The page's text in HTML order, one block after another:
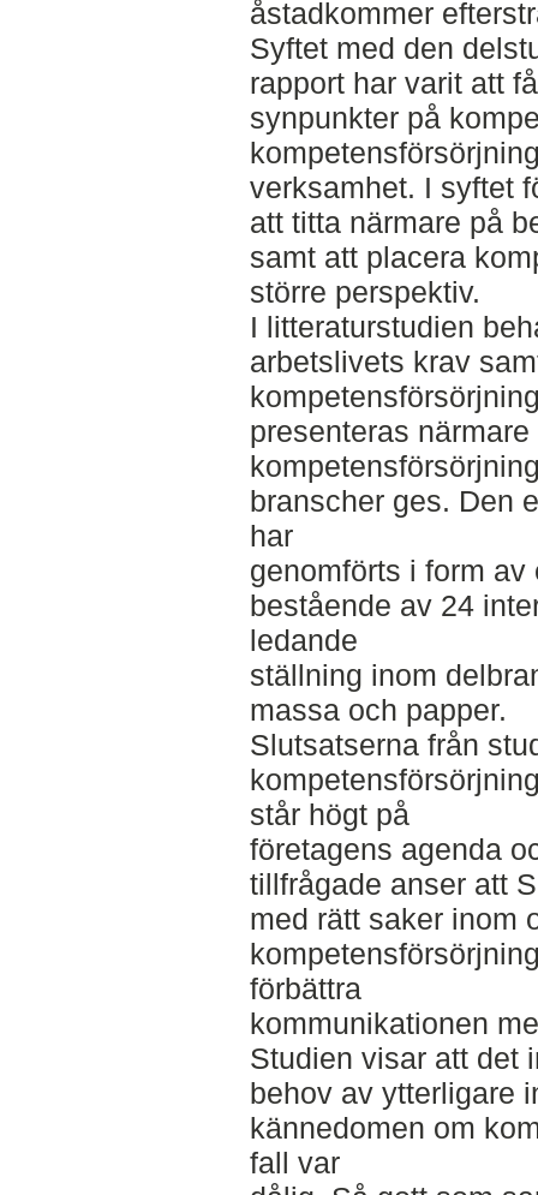
åstadkommer
Syftet med den
rapport har varit att
synpunkter på
verksamhet. I syftet
att titta närmare på
samt att placera
större perspektiv.
I litteraturstudien
arbetslivets krav
presenteras
branscher ges. Den
har
genomförts i form
bestående av 24
ledande
ställning inom
massa och papper.
Slutsatserna från
står högt på
företagens agenda
tillfrågade anser att
med rätt saker inom
förbättra
kommunikationen
Studien visar att det
behov av ytterligare
kännedomen om
fall var